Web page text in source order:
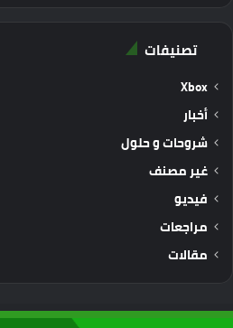
تصنيفات
Xbox
أخبار
شروحات و حلول
غير مصنف
فيديو
مراجعات
مقالات